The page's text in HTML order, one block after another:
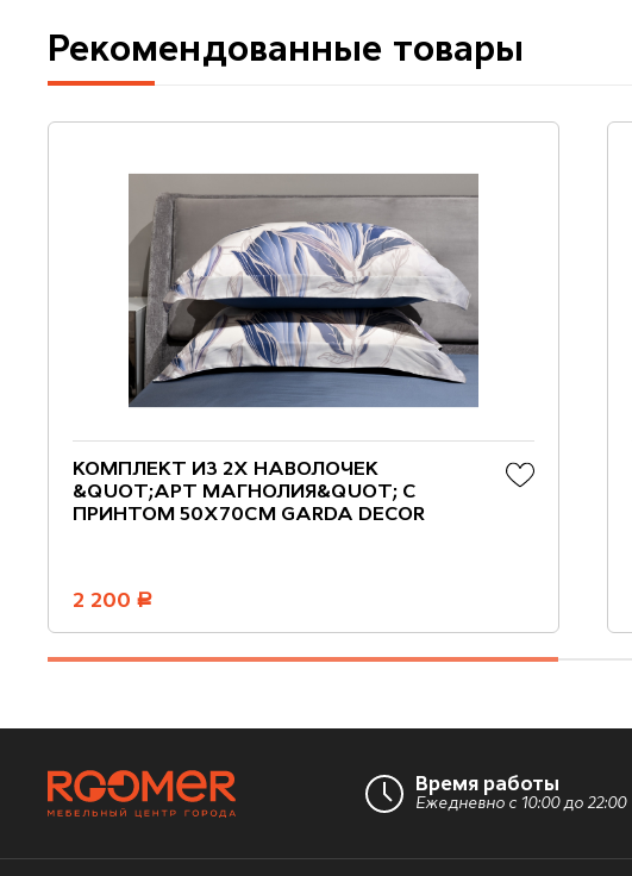
Рекомендованные товары
КОМПЛЕКТ ИЗ 2Х НАВОЛОЧЕК
&QUOT;АРТ МАГНОЛИЯ&QUOT; С
ПРИНТОМ 50Х70СМ GARDA DECOR
2 200 руб.
Время работы
Ежедневно с 10:00 до 22:00